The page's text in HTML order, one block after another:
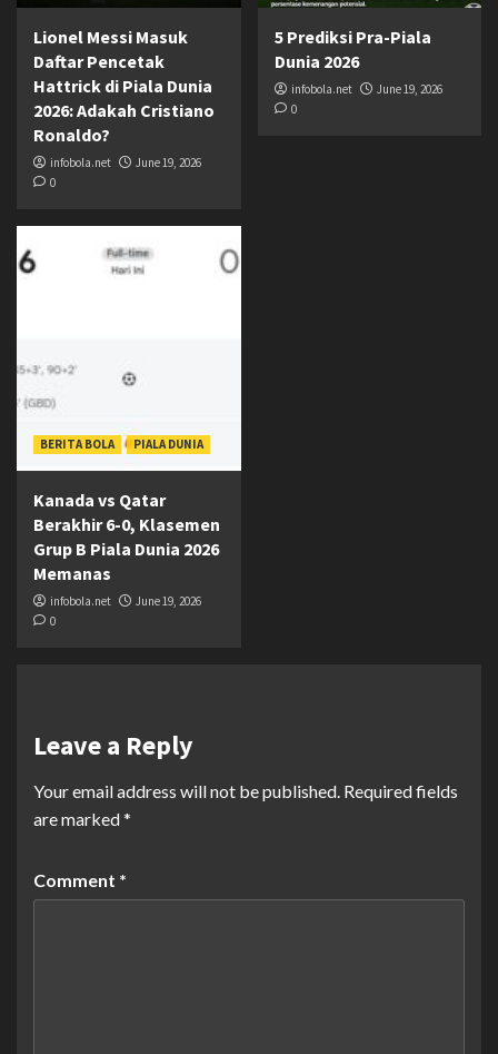
Lionel Messi Masuk
Daftar Pencetak
Hattrick di Piala Dunia
2026: Adakah Cristiano
Ronaldo?
infobola.net
June 19, 2026
0
5 Prediksi Pra-Piala
Dunia 2026
infobola.net
June 19, 2026
0
BERITA BOLA PIALA DUNIA
Kanada vs Qatar
Berakhir 6-0, Klasemen
Grup B Piala Dunia 2026
Memanas
infobola.net
June 19, 2026
0
Leave a Reply
Your email address will not be published. Required fields
are marked*
Comment *